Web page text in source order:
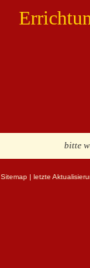
bitte
Sitemap | letzte